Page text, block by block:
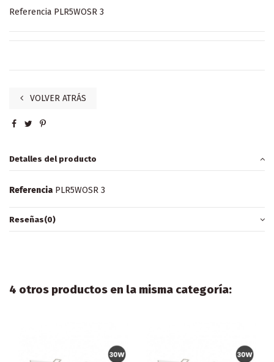
Referencia PLR5WOSR 3
VOLVER ATRÁS
Detalles del producto
Referencia PLR5WOSR 3
Reseñas(0)
4 otros productos en la misma categoría: